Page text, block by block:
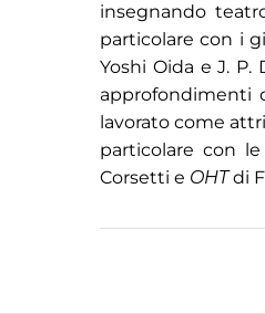
insegnando
particolare con i
Yoshi Oida e J. P.
approfondimenti
lavorato come
particolare con
Corsetti e OHTdi